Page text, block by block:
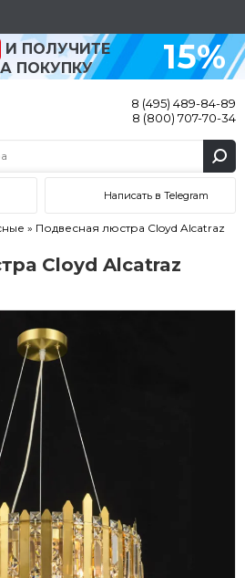
И ПОЛУЧИТЕ
ПОКУПКУ
15%
8 (495) 489-84-89
8 (800) 707-70-34
Написать в Telegram
» Подвесная люстра Cloyd Alcatraz
Cloyd Alcatraz